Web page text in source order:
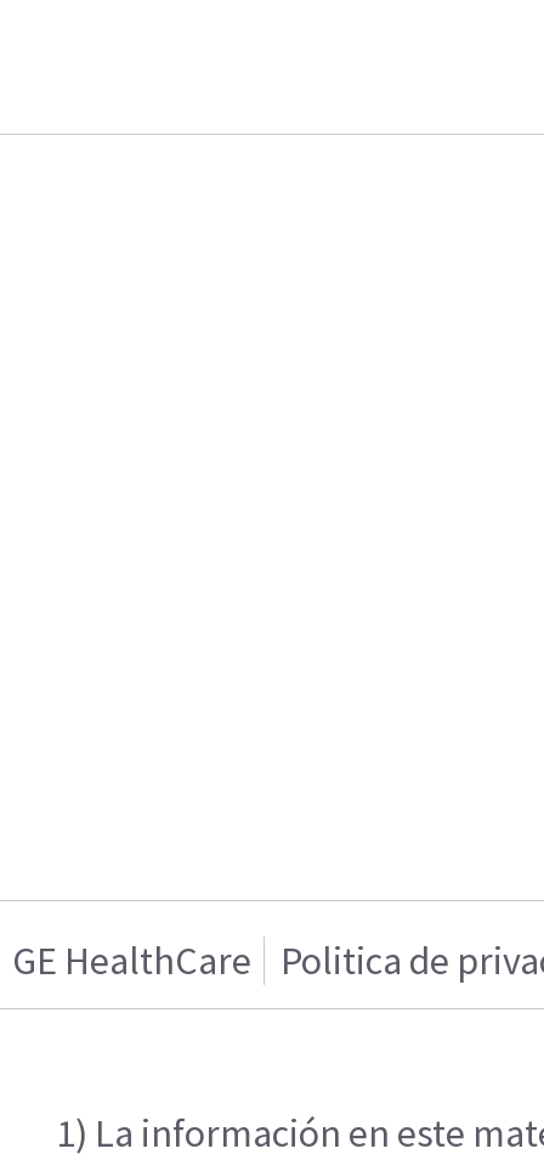
GE HealthCare Politica de
1) La información en este